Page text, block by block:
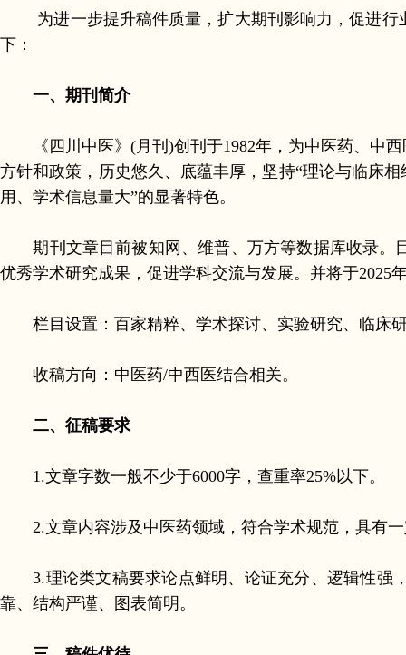
为进一步提升稿件质量，扩大期刊影响力，促进行
下：
一、期刊简介
《四川中医》(月刊)创刊于1982年，为中医药、中西
方针和政策，历史悠久、底蕴丰厚，坚持“理论与临床
用、学术信息量大”的显著特色。
期刊文章目前被知网、维普、万方等数据库收录。
优秀学术研究成果，促进学科交流与发展。并将于
栏目设置：百家精粹、学术探讨、实验研究、临床
收稿方向：中医药/中西医结合相关。
二、征稿要求
1.文章字数一般不少于6000字，查重率25%以下。
2.文章内容涉及中医药领域，符合学术规范，具有一
3.理论类文稿要求论点鲜明、论证充分、逻辑性强
靠、结构严谨、图表简明。